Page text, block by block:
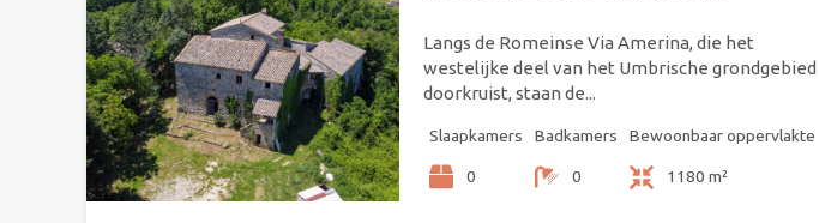
Langs de Romeinse Via Amerina, die het
westelijke deel van het Umbrische grondgebied
doorkruist, staan de...
Slaapkamers
0
Badkamers
0
Bewoonbaar oppervlakte
1180 m²